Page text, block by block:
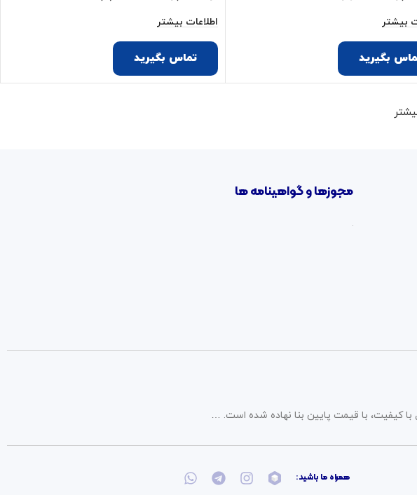
بیشتر
بگیرید
اطلاعات بیشتر
تماس بگیرید
مجوزها و گواهینامه ها
کیفیت، با قیمت پایین بنا نهاده شده است. …
همراه ما باشید: